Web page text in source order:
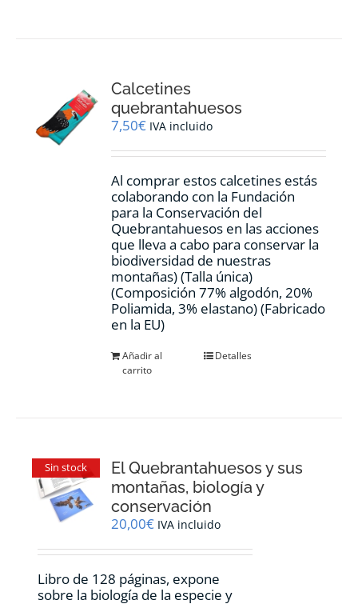
Calcetines
quebrantahuesos
7,50€ IVA incluido
Al comprar estos calcetines estás
colaborando con la Fundación
para la Conservación del
Quebrantahuesos en las acciones
que lleva a cabo para conservar la
biodiversidad de nuestras
montañas) (Talla única)
(Composición 77% algodón, 20%
Poliamida, 3% elastano) (Fabricado
en la EU)
Añadir al
carrito
Detalles
Sin stock
El Quebrantahuesos y sus
montañas, biología y
conservación
20,00€ IVA incluido
Libro de 128 páginas, expone
sobre la biología de la especie y